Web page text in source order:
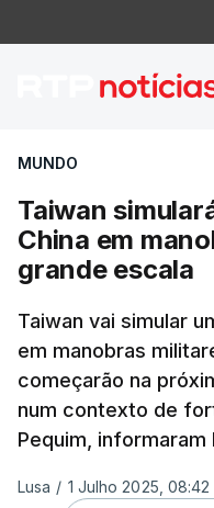
Taiwan
MUNDO
Taiwan
China em
grande escala
Taiwan vai simular
em manobras
começarão na
num contexto de
Pequim, informaram
Lusa / 1 Julho 2025, 08:42